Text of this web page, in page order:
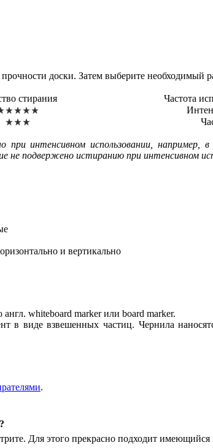
доски. Затем выберите необходимый
стирания Частота
интенсивном использовании,
не подвержено истиранию при интенсивном
и вертикально
англ. whiteboard marker или board marker.
в виде взвешенных частиц. Чернила
.
Для этого прекрасно подходит